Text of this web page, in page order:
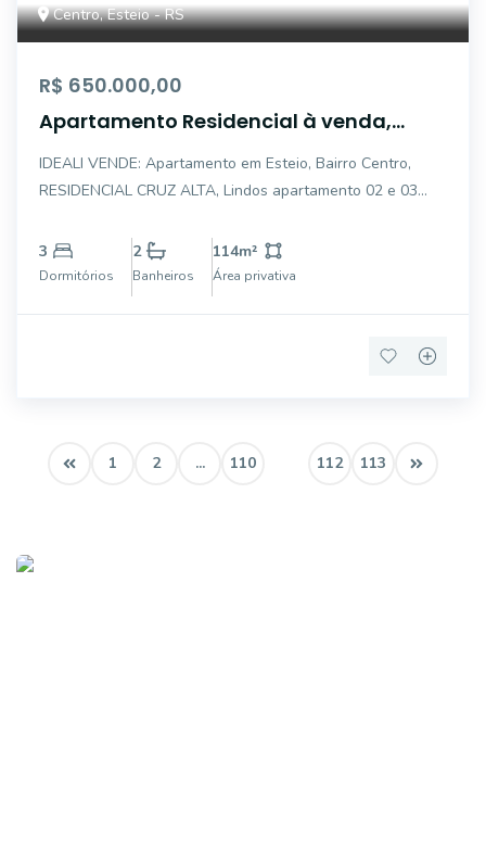
Centro, Esteio - RS
R$ 650.000,00
Apartamento Residencial à venda,
IDEALI VENDE: Apartamento em Esteio, Bairro Centro,
RESIDENCIAL CRUZ ALTA, Lindos apartamento 02 e 03
e luz natural, Salão de Festas completo com louças e
Churrasqueira| Espaço Kids| Sala Fitnes
3
Dormitórios
2
Banheiros
114m²
Área privativa
1 2 ... 110 112 113